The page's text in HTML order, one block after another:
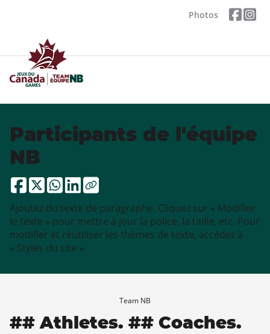
Photos
Participants de l'équipe
NB
Ajoutez du texte de paragraphe. Cliquez sur « Modifier
le texte » pour mettre à jour la police, la taille, etc. Pour
modifier et réutiliser les thèmes de texte, accédez à
« Styles du site ».
Team NB
## Athletes. ## Coaches.